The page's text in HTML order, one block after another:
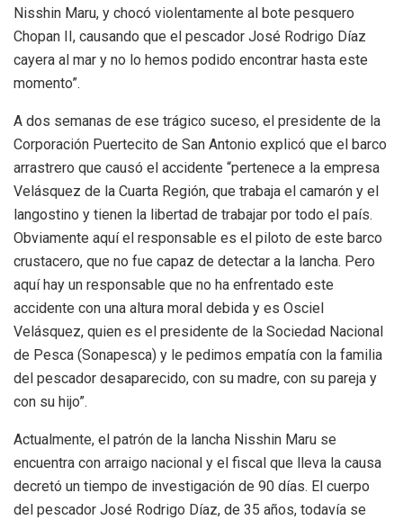
Nisshin Maru, y chocó violentamente al bote pesquero
Chopan II, causando que el pescador José Rodrigo Díaz
cayera al mar y no lo hemos podido encontrar hasta este
momento”.
A dos semanas de ese trágico suceso, el presidente de la
Corporación Puertecito de San Antonio explicó que el barco
arrastrero que causó el accidente “pertenece a la empresa
Velásquez de la Cuarta Región, que trabaja el camarón y el
langostino y tienen la libertad de trabajar por todo el país.
Obviamente aquí el responsable es el piloto de este barco
crustacero, que no fue capaz de detectar a la lancha. Pero
aquí hay un responsable que no ha enfrentado este
accidente con una altura moral debida y es Osciel
Velásquez, quien es el presidente de la Sociedad Nacional
de Pesca (Sonapesca) y le pedimos empatía con la familia
del pescador desaparecido, con su madre, con su pareja y
con su hijo”.
Actualmente, el patrón de la lancha Nisshin Maru se
encuentra con arraigo nacional y el fiscal que lleva la causa
decretó un tiempo de investigación de 90 días. El cuerpo
del pescador José Rodrigo Díaz, de 35 años, todavía se